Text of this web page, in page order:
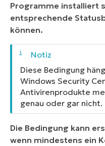
Programme installiert
entsprechende
können.
Diese Bedingung
Windows Security
Antivirenprodukte
genau oder gar nicht.
Die Bedingung kann
wenn mindestens ein